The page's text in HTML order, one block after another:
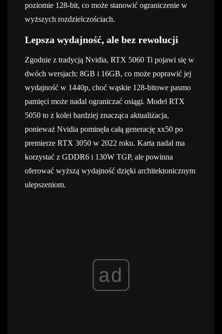
poziomie 128-bit, co może stanowić ograniczenie w
wyższych rozdzielczościach.
Lepsza wydajność, ale bez rewolucji
Zgodnie z tradycją Nvidia, RTX 5060 Ti pojawi się w
dwóch wersjach: 8GB i 16GB, co może poprawić jej
wydajność w 1440p, choć wąskie 128-bitowe pasmo
pamięci może nadal ograniczać osiągi. Model RTX
5050 to z kolei bardziej znacząca aktualizacja,
ponieważ Nvidia pominęła całą generację xx50 po
premierze RTX 3050 w 2022 roku. Karta nadal ma
korzystać z GDDR6 i 130W TGP, ale powinna
oferować wyższą wydajność dzięki architektonicznym
ulepszeniom.
ad